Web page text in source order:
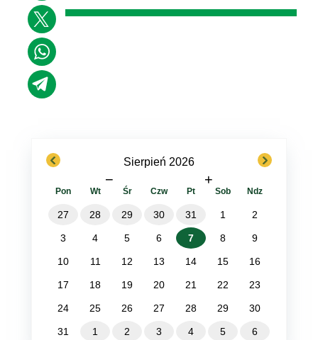
previous Sierpień 2026
− +
next
Pon Wt Śr Czw Pt Sob Ndz
27 28 29 30 31 1 2
3 4 5 6 7 8 9
10 11 12 13 14 15 16
17 18 19 20 21 22 23
24 25 26 27 28 29 30
31 1 2 3 4 5 6